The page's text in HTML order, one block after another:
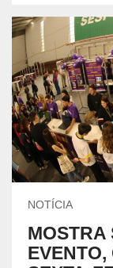
NOTÍCIA
MOSTRA
EVENTO,